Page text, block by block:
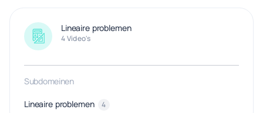
Lineaire problemen
4 Video's
Subdomeinen
Lineaire problemen 4